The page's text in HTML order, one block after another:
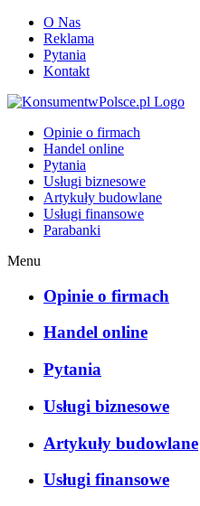
O Nas
Reklama
Pytania
Kontakt
Opinie o firmach
Handel online
Pytania
Usługi biznesowe
Artykuły budowlane
Usługi finansowe
Parabanki
Menu
Opinie o firmach
Handel online
Pytania
Usługi biznesowe
Artykuły budowlane
Usługi finansowe